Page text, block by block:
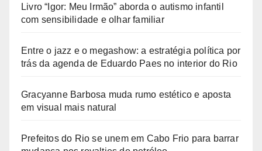
Livro “Igor: Meu Irmão” aborda o autismo infantil
com sensibilidade e olhar familiar
Entre o jazz e o megashow: a estratégia política por
trás da agenda de Eduardo Paes no interior do Rio
Gracyanne Barbosa muda rumo estético e aposta
em visual mais natural
Prefeitos do Rio se unem em Cabo Frio para barrar